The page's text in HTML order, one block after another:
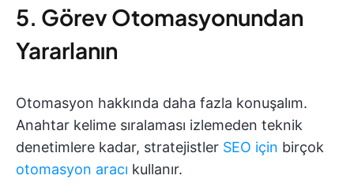
5. Görev Otomasyonundan
Yararlanın
Otomasyon hakkında daha fazla konuşalım.
Anahtar kelime sıralaması izlemeden teknik
denetimlere kadar, stratejistler SEO için birçok
otomasyon aracı kullanır.